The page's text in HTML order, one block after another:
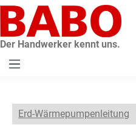
springen
Der Handwerker kennt uns.
Erd-Wärmepumpenleitung